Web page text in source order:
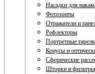
Насадки для
Фотозонты
Отражатели и
Рефлекторы
Портретные
Конусы и
Сферические
Шторки и фильтры